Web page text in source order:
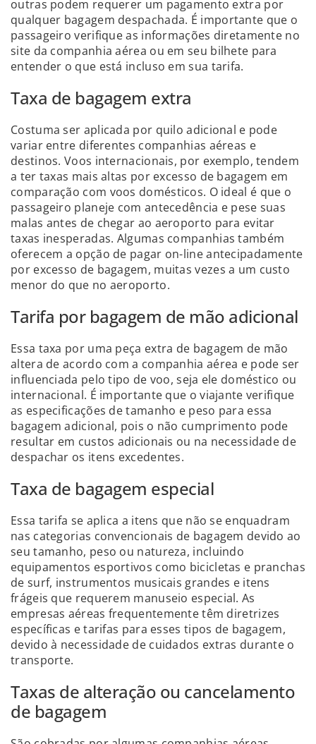
outras podem requerer um pagamento extra por
qualquer bagagem despachada. É importante que o
passageiro verifique as informações diretamente no
site da companhia aérea ou em seu bilhete para
entender o que está incluso em sua tarifa.
Taxa de bagagem extra
Costuma ser aplicada por quilo adicional e pode
variar entre diferentes companhias aéreas e
destinos. Voos internacionais, por exemplo, tendem
a ter taxas mais altas por excesso de bagagem em
comparação com voos domésticos. O ideal é que o
passageiro planeje com antecedência e pese suas
malas antes de chegar ao aeroporto para evitar
taxas inesperadas. Algumas companhias também
oferecem a opção de pagar on-line antecipadamente
por excesso de bagagem, muitas vezes a um custo
menor do que no aeroporto.
Tarifa por bagagem de mão adicional
Essa taxa por uma peça extra de bagagem de mão
altera de acordo com a companhia aérea e pode ser
influenciada pelo tipo de voo, seja ele doméstico ou
internacional. É importante que o viajante verifique
as especificações de tamanho e peso para essa
bagagem adicional, pois o não cumprimento pode
resultar em custos adicionais ou na necessidade de
despachar os itens excedentes.
Taxa de bagagem especial
Essa tarifa se aplica a itens que não se enquadram
nas categorias convencionais de bagagem devido ao
seu tamanho, peso ou natureza, incluindo
equipamentos esportivos como bicicletas e pranchas
de surf, instrumentos musicais grandes e itens
frágeis que requerem manuseio especial. As
empresas aéreas frequentemente têm diretrizes
específicas e tarifas para esses tipos de bagagem,
devido à necessidade de cuidados extras durante o
transporte.
Taxas de alteração ou cancelamento
de bagagem